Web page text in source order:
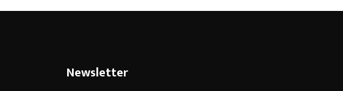
Newsletter